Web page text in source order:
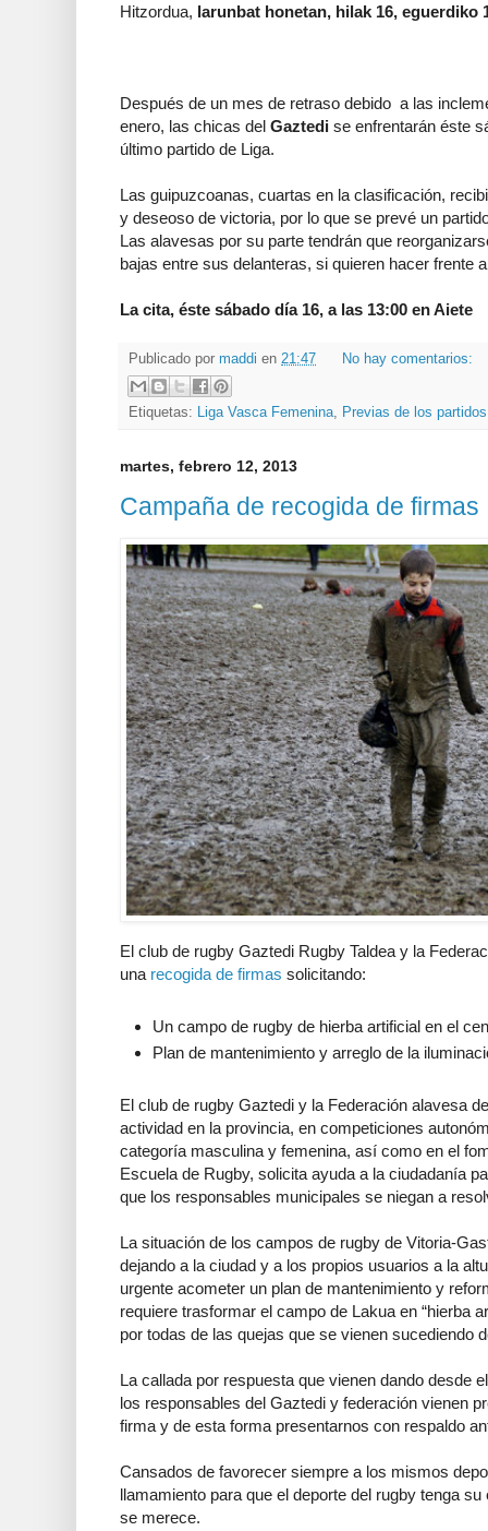
Hitzordua, larunbat honetan, hilak 16, eguerdiko
Después de un mes de retraso debido a las
enero, las chicas del Gaztedi se enfrentarán éste
último partido de Liga.
Las guipuzcoanas, cuartas en la clasificación,
y deseoso de victoria, por lo que se prevé un
Las alavesas por su parte tendrán que
bajas entre sus delanteras, si quieren hacer frente
La cita, éste sábado día 16, a las 13:00 en Aiete
Publicado por maddi en 21:47 No hay comentarios:
Etiquetas: Liga Vasca Femenina, Previas de los partidos
martes, febrero 12, 2013
Campaña de recogida de firmas
El club de rugby Gaztedi Rugby Taldea y la
una recogida de firmas solicitando:
Un campo de rugby de hierba artificial en el
Plan de mantenimiento y arreglo de la
El club de rugby Gaztedi y la Federación alavesa
actividad en la provincia, en competiciones
categoría masculina y femenina, así como en el
Escuela de Rugby, solicita ayuda a la ciudadanía
que los responsables municipales se niegan a
La situación de los campos de rugby de Vitoria-
dejando a la ciudad y a los propios usuarios a la
urgente acometer un plan de mantenimiento y
requiere trasformar el campo de Lakua en “hierba
por todas de las quejas que se vienen sucediendo
La callada por respuesta que vienen dando desde
los responsables del Gaztedi y federación vienen
firma y de esta forma presentarnos con respaldo
Cansados de favorecer siempre a los mismos
llamamiento para que el deporte del rugby tenga
se merece.